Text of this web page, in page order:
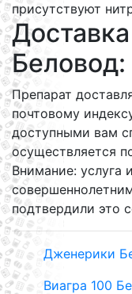
присутствуют
Беловод:
Препарат
почтовому
доступными вам
осуществляется
Внимание: услуга
подтвердили это
Дженерики
Виагра 100